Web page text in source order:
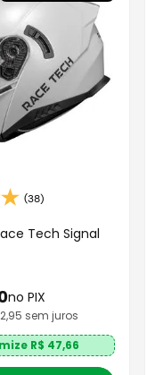
(38)
Tech Signal
no PIX
sem juros
R$ 47,66